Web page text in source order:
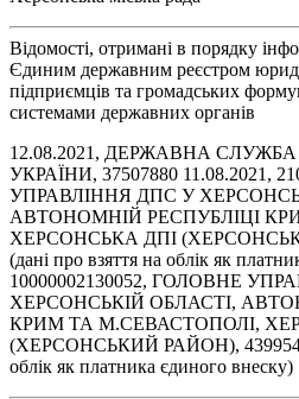
Відомості, отримані в порядку
Єдиним державним реєстром
підприємців та громадських
системами державних органів
12.08.2021, ДЕРЖАВНА
УКРАЇНИ, 37507880 11.08.2021,
УПРАВЛІННЯ ДПС У
АВТОНОМНІЙ РЕСПУБЛІЦІ
ХЕРСОНСЬКА ДПІ
(дані про взяття на облік як
10000002130052, ГОЛОВНЕ
ХЕРСОНСЬКІЙ ОБЛАСТІ,
КРИМ ТА М.СЕВАСТОПОЛІ,
(ХЕРСОНСЬКИЙ РАЙОН),
облік як платника єдиного внеску)